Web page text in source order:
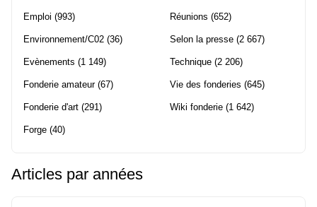
Emploi (993)
Environnement/C02 (36)
Evènements (1 149)
Fonderie amateur(67)
Fonderie d'art (291)
Forge (40)
Réunions (652)
Selon la presse (2 667)
Technique (2 206)
Vie des fonderies (645)
Wiki fonderie (1 642)
Articles par années